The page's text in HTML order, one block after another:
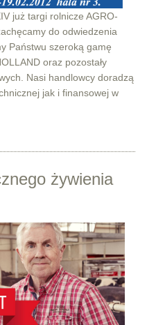
już targi rolnicze AGRO-
do odwiedzenia
Państwu szeroką gamę
oraz pozostały
Nasi handlowcy doradzą
jak i finansowej w
żywienia